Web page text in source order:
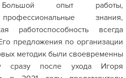
Большой опыт работы,
знания,
работоспособность всегда
предложения по организации
методик были своевременны
сразу после ухода Игоря